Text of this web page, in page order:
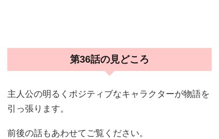
第36話の見どころ
主人公の明るくポジティブなキャラクターが物語を
引っ張ります。
前後の話もあわせてご覧ください。